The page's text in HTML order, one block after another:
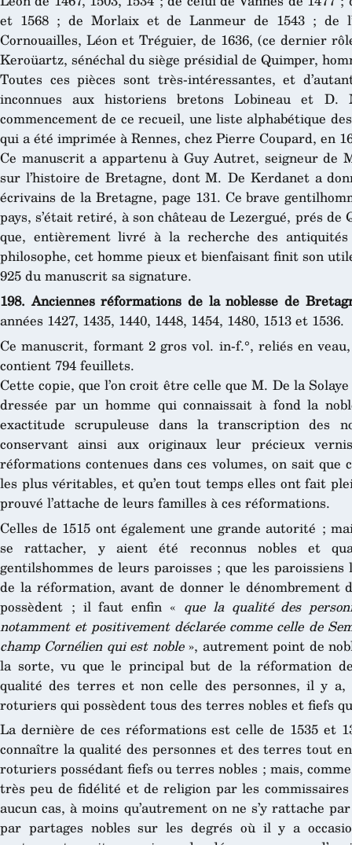
et 1568 ; de Morlaix et de Lanmeur de 1543 ; de
Cornouailles, Léon et Tréguier, de 1636, (ce dernier
Keroüartz, sénéchal du siège présidial de Quimper,
Toutes ces pièces sont très-intéressantes, et
inconnues aux historiens bretons Lobineau et
commencement de ce recueil, une liste alphabétique
qui a été imprimée à Rennes, chez Pierre Coupard, en
Ce manuscrit a appartenu à Guy Autret, seigneur de
sur l’histoire de Bretagne, dont M. De Kerdanet a
écrivains de la Bretagne, page 131. Ce brave
pays, s’était retiré, à son château de Lezergué, prés de
que, entièrement livré à la recherche des
philosophe, cet homme pieux et bienfaisant finit son
925 du manuscrit sa signature.
198. Anciennes réformations de la noblesse de
années 1427, 1435, 1440, 1448, 1454, 1480, 1513 et 1536.
Ce manuscrit, formant 2 gros vol. in-f.°, reliés en
contient 794 feuillets.
Cette copie, que l’on croit être celle que M. De la
dressée par un homme qui connaissait à fond la
exactitude scrupuleuse dans la transcription des
conservant ainsi aux originaux leur précieux
réformations contenues dans ces volumes, on sait que
les plus véritables, et qu’en tout temps elles ont fait
prouvé l’attache de leurs familles à ces réformations.
Celles de 1515 ont également une grande autorité ;
se rattacher, y aient été reconnus nobles et
gentilshommes de leurs paroisses ; que les
de la réformation, avant de donner le dénombrement
possèdent ; il faut enfin « que la qualité des
notamment et positivement déclarée comme celle de
champ Cornélien qui est noble», autrement point de
la sorte, vu que le principal but de la réformation
qualité des terres et non celle des personnes, il y
roturiers qui possèdent tous des terres nobles et fiefs
La dernière de ces réformations est celle de 1535 et
connaître la qualité des personnes et des terres tout
roturiers possédant fiefs ou terres nobles ; mais,
très peu de fidélité et de religion par les
aucun cas, à moins qu’autrement on ne s’y rattache
par partages nobles sur les degrés où il y a